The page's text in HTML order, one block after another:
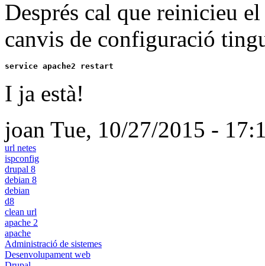
Després cal que reinicieu
canvis de configuració
service apache2 restart
I ja està!
joan Tue, 10/27/2015 -
url netes
ispconfig
drupal 8
debian 8
debian
d8
clean url
apache 2
apache
Administració de sistemes
Desenvolupament web